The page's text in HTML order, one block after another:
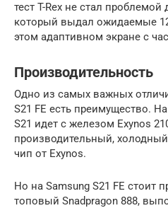
тест T-Rex не стал проблемой
который выдал ожидаемые
этом адаптивном экране с
Производительность
Одно из самых важных
S21 FE есть преимущество.
S21 идет с железом Exynos
производительный,
чип от Exynos.
Но на Samsung S21 FE стоит
топовый Snadpragon 888,